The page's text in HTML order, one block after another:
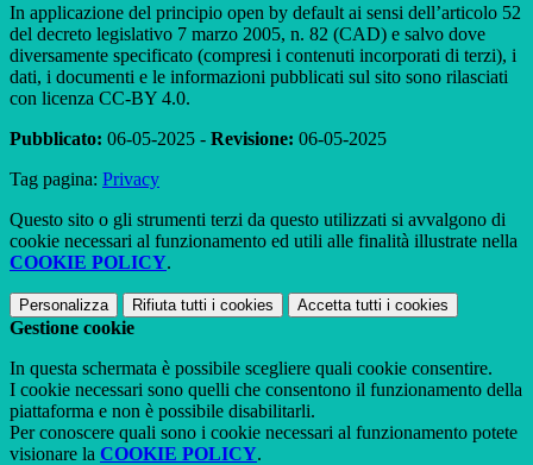
In applicazione del principio open by default ai sensi dell’articolo 52
del decreto legislativo 7 marzo 2005, n. 82 (CAD) e salvo dove
diversamente specificato (compresi i contenuti incorporati di terzi), i
dati, i documenti e le informazioni pubblicati sul sito sono rilasciati
con licenza CC-BY 4.0.
Pubblicato: 06-05-2025 - Revisione: 06-05-2025
Tag pagina: Privacy
Questo sito o gli strumenti terzi da questo utilizzati si avvalgono di
cookie necessari al funzionamento ed utili alle finalità illustrate nella
COOKIE POLICY.
Personalizza Rifiuta tutti i cookies Accetta tutti i cookies
Gestione cookie
In questa schermata è possibile scegliere quali cookie consentire.
I cookie necessari sono quelli che consentono il funzionamento della
piattaforma e non è possibile disabilitarli.
Per conoscere quali sono i cookie necessari al funzionamento potete
visionare la COOKIE POLICY.